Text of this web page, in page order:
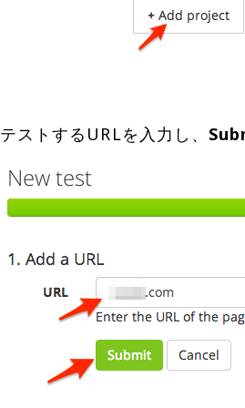
テストするURLを入力し、